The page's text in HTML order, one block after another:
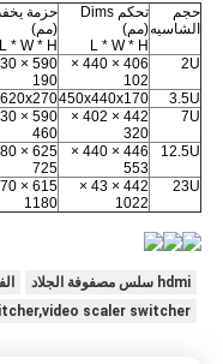
حجم
الشاسيه
تحكم Dims
(مم)
L * W * H
حزمة
(مم)
L * W * H
2U
406 × 440 ×
102
190
3.5U
450x440x170
7U
442 × 402 ×
320
460
12.5U
446 × 440 ×
553
725
23U
442 × 43 ×
1022
1180
hdmi سلس مصفوفة الجلاد
scaler switcher